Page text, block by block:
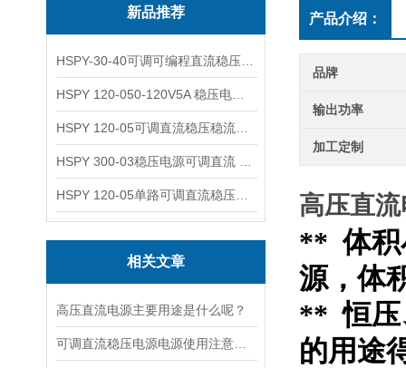
新品推荐
相关文章
高压直流电源主要用途是什么呢？
产品介绍：
品牌
输出功率
加工定制
高压直
** 体积
源，体
** 恒压
的用途